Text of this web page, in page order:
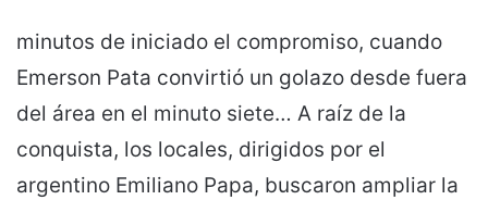
minutos de iniciado el compromiso, cuando
Emerson Pata convirtió un golazo desde fuera
del área en el minuto siete… A raíz de la
conquista, los locales, dirigidos por el
argentino Emiliano Papa, buscaron ampliar la